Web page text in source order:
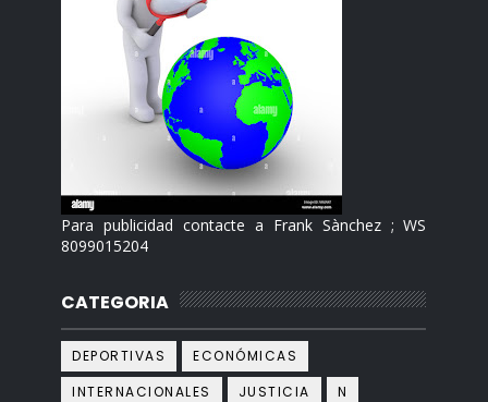
Para publicidad contacte a Frank Sànchez ; WS
8099015204
CATEGORIA
DEPORTIVAS
ECONÓMICAS
INTERNACIONALES
JUSTICIA
N